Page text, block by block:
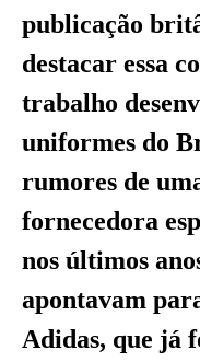
publicação
destacar essa
trabalho
uniformes do
rumores de
fornecedora
nos últimos
apontavam
Adidas, que já